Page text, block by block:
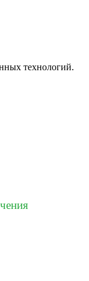
технологий.